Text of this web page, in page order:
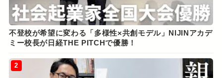
不登校が希望に変わる「多様性×共創モデル」NIJINアカデ
ミー校長が日経THE PITCHで優勝！
2